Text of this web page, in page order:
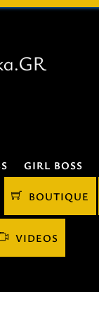
GIRL BOSS
BOUTIQUE
VIDEOS